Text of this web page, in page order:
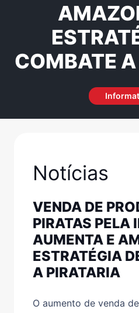
COMBATE
Notícias
VENDA DE
PIRATAS PELA
AUMENTA E
ESTRATÉGIA
A PIRATARIA
O aumento de venda